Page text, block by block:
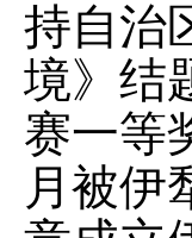
持自治
境》结
赛一等
月被伊